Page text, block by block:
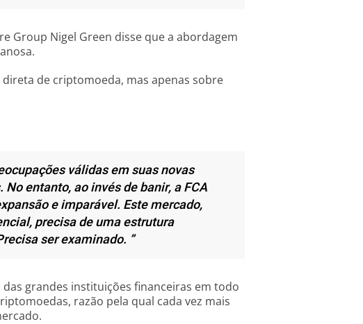
Group Nigel Green disse que a abordagem
de criptomoeda, mas apenas sobre
válidas em suas novas
entanto, ao invés de banir, a FCA
e imparável. Este mercado,
precisa de uma estrutura
ser examinado. ”
grandes instituições financeiras em todo
razão pela qual cada vez mais